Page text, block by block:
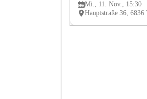
Mi., 11. Nov., 15:30